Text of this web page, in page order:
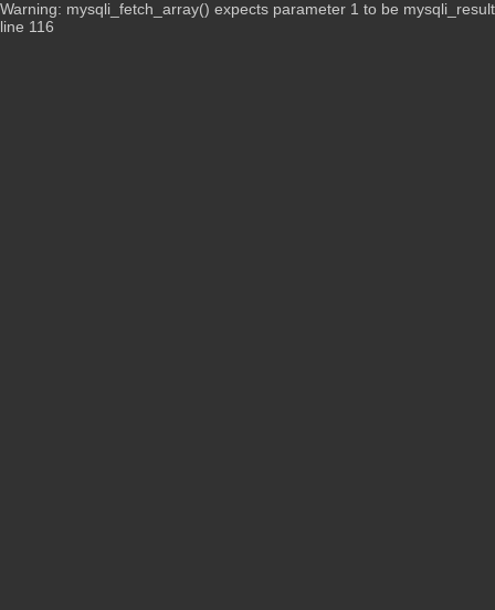
Warning: mysqli_fetch_array() expects parameter 1 to be
line 116